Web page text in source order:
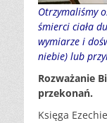
Otrzymaliśmy
śmierci ciała
wymiarze i
niebie) lub
Rozważanie
przekonań.
Księga